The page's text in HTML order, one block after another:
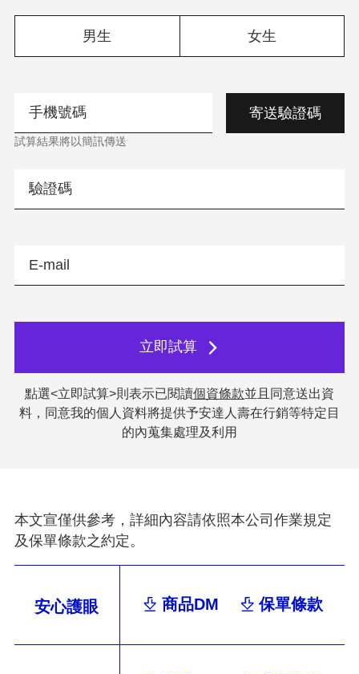
男生 女生
試算結果將以簡訊傳送
寄送驗證碼
立即試算
點選<立即試算>則表示已閱讀個資條款並且同意送出資
料，同意我的個人資料將提供予安達人壽在行銷等特定目
的內蒐集處理及利用
本文宣僅供參考，詳細內容請依照本公司作業規定
及保單條款之約定。
安心護眼 商品DM 保單條款